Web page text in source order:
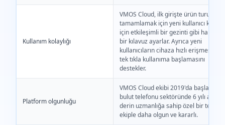
Kullanım kolaylığı
VMOS Cloud, ilk girişte ürün turunu
tamamlamak için yeni kullanıcı
için etkileşimli bir gezinti gibi hareketli
bir kılavuz ayarlar. Ayrıca yeni
kullanıcıların cihaza hızlı erişmesini ve
tek tıkla kullanıma başlamasını
destekler.
Platform olgunluğu
VMOS Cloud ekibi 2019'da başladı;
bulut telefonu sektöründe 6 yılı aşkın
derin uzmanlığa sahip özel bir teknik
ekiple daha olgun ve kararlı.